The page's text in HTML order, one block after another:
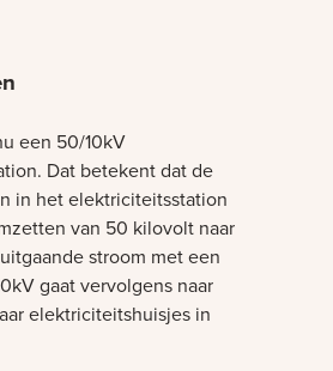
een 50/10kV
Dat betekent dat de
in het elektriciteitsstation
van 50 kilovolt naar
stroom met een
gaat vervolgens naar
elektriciteitshuisjes in